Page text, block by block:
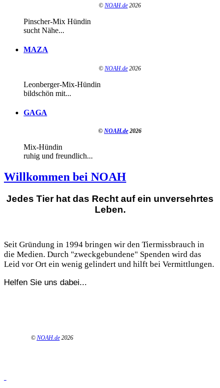
© NOAH.de 2026
Pinscher-Mix Hündin
sucht Nähe...
MAZA
© NOAH.de 2026
Leonberger-Mix-Hündin
bildschön mit...
GAGA
© NOAH.de 2026
Mix-Hündin
ruhig und freundlich...
Willkommen bei NOAH
Jedes Tier hat das Recht auf ein unversehrtes
Leben.
Seit Gründung in 1994 bringen wir den Tiermissbrauch in
die Medien. Durch "zweckgebundene" Spenden wird das
Leid vor Ort ein wenig gelindert und hilft bei Vermittlungen.
Helfen Sie uns dabei...
© NOAH.de 2026